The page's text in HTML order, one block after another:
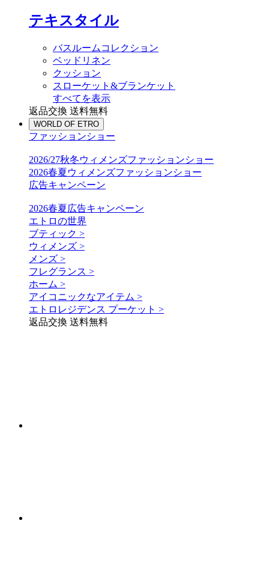
テキスタイル
バスルームコレクション
ベッドリネン
クッション
スローケット&ブランケット
すべてを表示
返品交換 送料無料
WORLD OF ETRO
ファッションショー
2026/27秋冬ウィメンズファッションショー
2026春夏ウィメンズファッションショー
広告キャンペーン
2026春夏広告キャンペーン
エトロの世界
ブティック >
ウィメンズ >
メンズ >
フレグランス >
ホーム >
アイコニックなアイテム >
エトロレジデンス プーケット >
返品交換 送料無料